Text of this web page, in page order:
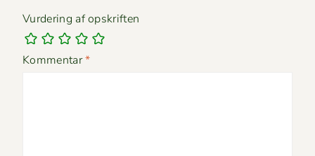
Vurdering af opskriften
Kommentar*